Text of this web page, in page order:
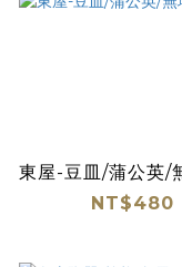
東屋-豆皿/蒲公英/
NT$480